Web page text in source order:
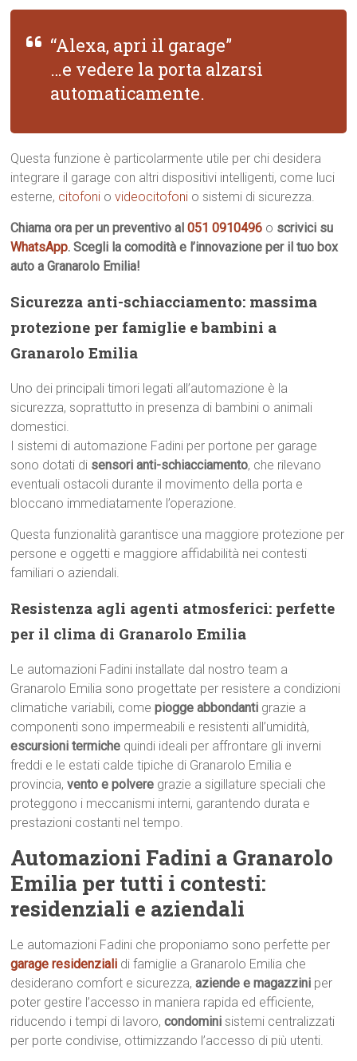
“Alexa, apri il garage”
…e vedere la porta alzarsi
automaticamente.
Questa funzione è particolarmente utile per chi desidera
integrare il garage con altri dispositivi intelligenti, come luci
esterne, citofoni ovideocitofoni o sistemi di sicurezza.
Chiama ora per un preventivo al051 0910496 o scrivici su
WhatsApp. Scegli la comodità e l’innovazione per il tuo box
auto a Granarolo Emilia!
Sicurezza anti-schiacciamento: massima
protezione per famiglie e bambini a
Granarolo Emilia
Uno dei principali timori legati all’automazione è la
sicurezza, soprattutto in presenza di bambini o animali
domestici.
I sistemi di automazione Fadini per portone per garage
sono dotati di sensori anti-schiacciamento, che rilevano
eventuali ostacoli durante il movimento della porta e
bloccano immediatamente l’operazione.
Questa funzionalità garantisce una maggiore protezione per
persone e oggetti e maggiore affidabilità nei contesti
familiari o aziendali.
Resistenza agli agenti atmosferici: perfette
per il clima di Granarolo Emilia
Le automazioni Fadini installate dal nostro team a
Granarolo Emilia sono progettate per resistere a condizioni
climatiche variabili, comepiogge abbondanti grazie a
componenti sono impermeabili e resistenti all’umidità,
escursioni termiche quindi ideali per affrontare gli inverni
freddi e le estati calde tipiche di Granarolo Emilia e
provincia,vento e polvere grazie a sigillature speciali che
proteggono i meccanismi interni, garantendo durata e
prestazioni costanti nel tempo.
Automazioni Fadini a Granarolo
Emilia per tutti i contesti:
residenziali e aziendali
Le automazioni Fadini che proponiamo sono perfette per
garage residenziali di famiglie a Granarolo Emilia che
desiderano comfort e sicurezza,aziende e magazzini per
poter gestire l’accesso in maniera rapida ed efficiente,
riducendo i tempi di lavoro,condomini sistemi centralizzati
per porte condivise, ottimizzando l’accesso di più utenti.